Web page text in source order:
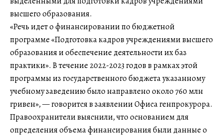
высшего образования.
«Речь идет о финансировании по бюджетной
программе «Подготовка кадров учреждениями высшего
образования и обеспечение деятельности их баз
практики». В течение 2022-2023 годов в рамках этой
программы из государственного бюджета указанному
учебному заведению было направлено около 760 млн
гривен», — говорится в заявлении Офиса генпрокурора.
Правоохранители выяснили, что основанием для
определения объема финансирования были данные о